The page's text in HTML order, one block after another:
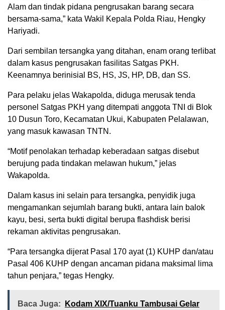
Alam dan tindak pidana pengrusakan barang secara
bersama-sama,” kata Wakil Kepala Polda Riau, Hengky
Hariyadi.
Dari sembilan tersangka yang ditahan, enam orang terlibat
dalam kasus pengrusakan fasilitas Satgas PKH.
Keenamnya berinisial BS, HS, JS, HP, DB, dan SS.
Para pelaku jelas Wakapolda, diduga merusak tenda
personel Satgas PKH yang ditempati anggota TNI di Blok
10 Dusun Toro, Kecamatan Ukui, Kabupaten Pelalawan,
yang masuk kawasan TNTN.
“Motif penolakan terhadap keberadaan satgas disebut
berujung pada tindakan melawan hukum,” jelas
Wakapolda.
Dalam kasus ini selain para tersangka, penyidik juga
mengamankan sejumlah barang bukti, antara lain balok
kayu, besi, serta bukti digital berupa flashdisk berisi
rekaman aktivitas pengrusakan.
“Para tersangka dijerat Pasal 170 ayat (1) KUHP dan/atau
Pasal 406 KUHP dengan ancaman pidana maksimal lima
tahun penjara,” tegas Hengky.
Baca Juga: Kodam XIX/Tuanku Tambusai Gelar